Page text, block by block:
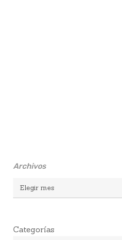
Archivos
Archivos
Categorías